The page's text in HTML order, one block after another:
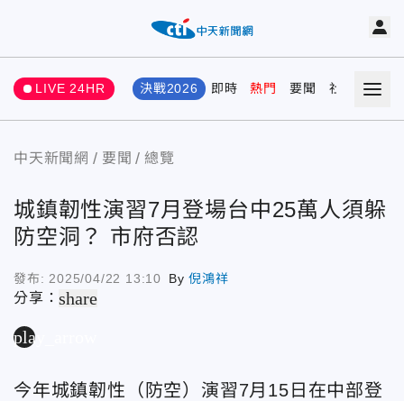
LIVE 24HR 決戰2026 即時 熱門 要聞 社會 娛樂
中天新聞網 要聞 總覽
城鎮韌性演習7月登場台中25萬人須躲
防空洞？ 市府否認
發布: 2025/04/22 13:10 By倪鴻祥
分享：share
play_arrow
今年城鎮韌性（防空）演習7月15日在中部登